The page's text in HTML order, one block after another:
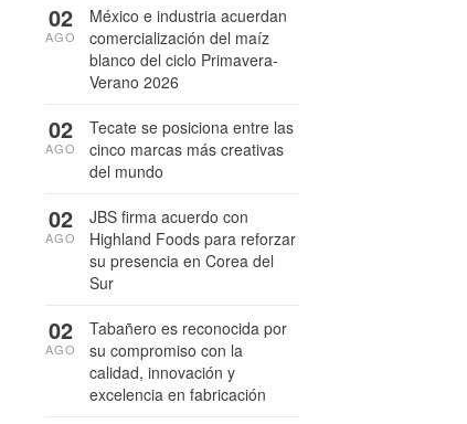
México e industria acuerdan
comercialización del maíz
blanco del ciclo Primavera-
Verano 2026
02
AGO
Tecate se posiciona entre las
cinco marcas más creativas
del mundo
02
AGO
JBS firma acuerdo con
Highland Foods para reforzar
su presencia en Corea del
Sur
02
AGO
Tabañero es reconocida por
su compromiso con la
calidad, innovación y
excelencia en fabricación
02
AGO